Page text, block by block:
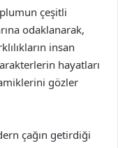
çeşitli
odaklanarak,
insan
hayatları
gözler
çağın getirdiği